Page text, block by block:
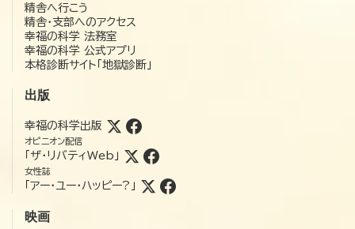
精舎へ行こう
精舎・支部へのアクセス
幸福の科学 法務室
幸福の科学 公式アプリ
本格診断サイト「地獄診断」
出版
幸福の科学出版
オピニオン配信
「ザ・リバティWeb」
女性誌
「アー・ユー・ハッピー?」
映画